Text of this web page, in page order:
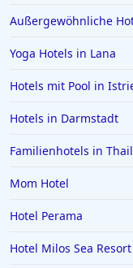
Hotels in
Hotels in
Hotels in Kühtai
Hotels in
Außergewöhnliche
Yoga Hotels in Lana
Hotels mit Pool in
Hotels in Darmstadt
Familienhotels in
Mom Hotel
Hotel Perama
Hotel Milos Sea Resort